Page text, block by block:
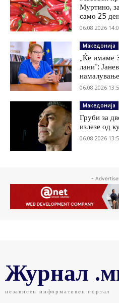
Муртино,
само 25
06.08.2026
Македонија
„Ќе имаме
лани“:
06.08.2026
Македонија
Груби за
излезе од
06.08.2026
-
Журнал
независен информативен портал